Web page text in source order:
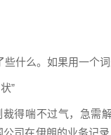
什么。如果用一个
”
得喘不过气，急需
司在伊朗的业务记